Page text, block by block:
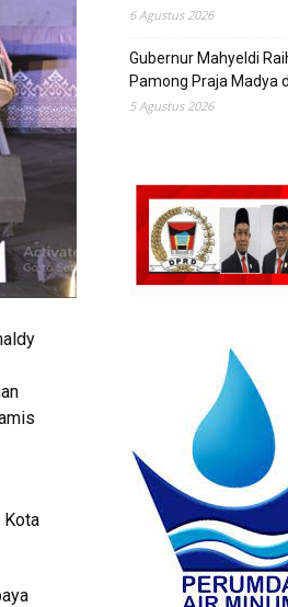
Kota
6 Agustus 2026
Gubernur Mahyeldi
Pamong Praja Madya
5 Agustus 2026